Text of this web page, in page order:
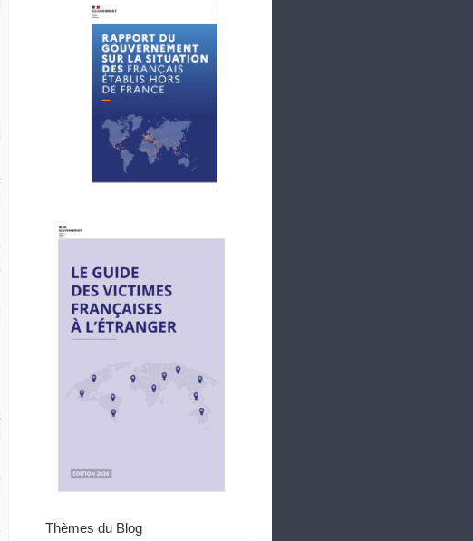
Thèmes du Blog